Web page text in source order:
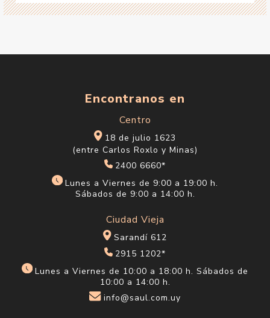
Encontranos en
Centro
18 de julio 1623
(entre Carlos Roxlo y Minas)
2400 6660*
Lunes a Viernes de 9:00 a 19:00 h.
Sábados de 9:00 a 14:00 h.
Ciudad Vieja
Sarandí 612
2915 1202*
Lunes a Viernes de 10:00 a 18:00 h. Sábados de
10:00 a 14:00 h.
info@saul.com.uy